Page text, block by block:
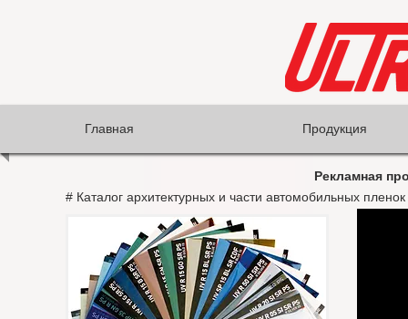
Главная Продукция
Рекламная
# Каталог архитектурных и части автомобильных